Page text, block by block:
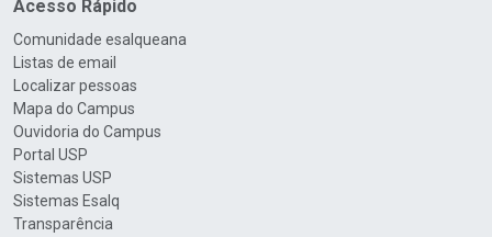
Acesso Rápido
Comunidade esalqueana
Listas de email
Localizar pessoas
Mapa do Campus
Ouvidoria do Campus
Portal USP
Sistemas USP
Sistemas Esalq
Transparência